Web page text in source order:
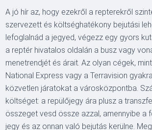
A jó hír az, hogy ezekről a repterekről
szervezett és költséghatékony bejutási
lefoglalnád a jegyed, végezz egy gyors
a reptér hivatalos oldalán a busz vagy
menetrendjét és árait. Az olyan cégek,
National Express vagy a Terravision
közvetlen járatokat a városközpontba.
költséget: a repülőjegy ára plusz a
összeget vesd össze azzal, amennyibe a
jegy és az onnan való bejutás kerülne.